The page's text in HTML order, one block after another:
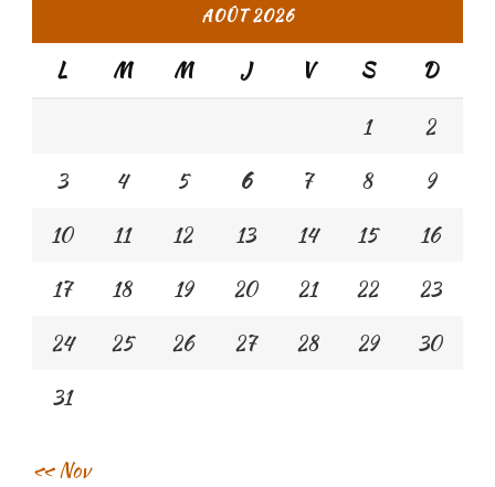
AOÛT 2026
L M M J V S
D
1
2
3
4 5 6 7 8
9
10
11 12 13 14 15
16
17
18 19 20 21 22
23
24
25 26 27 28 29
30
31
« Nov